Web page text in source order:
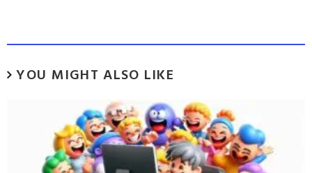
YOU MIGHT ALSO LIKE